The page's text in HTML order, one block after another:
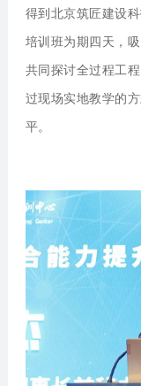
得到北京筑匠建设
培训班为期四天，
共同探讨全过程工
过现场实地教学的
平。